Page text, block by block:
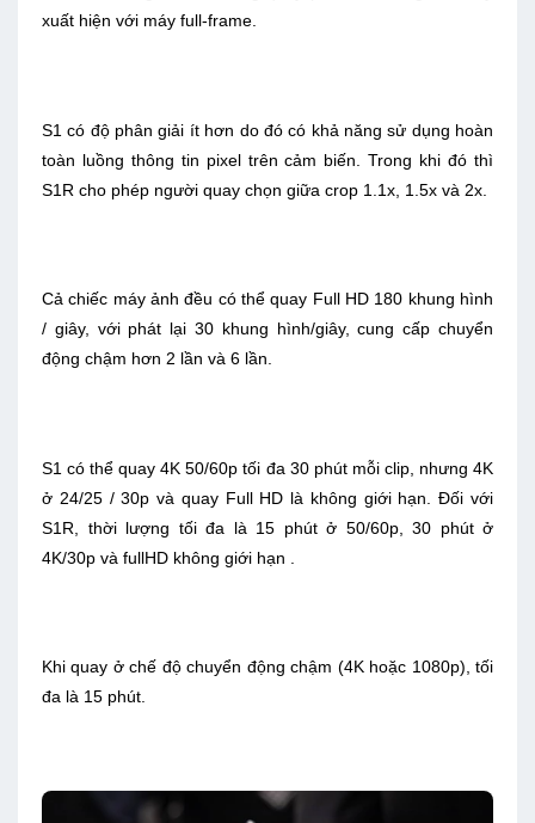
xuất hiện với máy full-frame.
S1 có độ phân giải ít hơn do đó có khả năng sử dụng hoàn
toàn luồng thông tin pixel trên cảm biến. Trong khi đó thì
S1R cho phép người quay chọn giữa crop 1.1x, 1.5x và 2x.
Cả chiếc máy ảnh đều có thể quay Full HD 180 khung hình
/ giây, với phát lại 30 khung hình/giây, cung cấp chuyển
động chậm hơn 2 lần và 6 lần.
S1 có thể quay 4K 50/60p tối đa 30 phút mỗi clip, nhưng 4K
ở 24/25 / 30p và quay Full HD là không giới hạn. Đối với
S1R, thời lượng tối đa là 15 phút ở 50/60p, 30 phút ở
4K/30p và fullHD không giới hạn .
Khi quay ở chế độ chuyển động chậm (4K hoặc 1080p), tối
đa là 15 phút.